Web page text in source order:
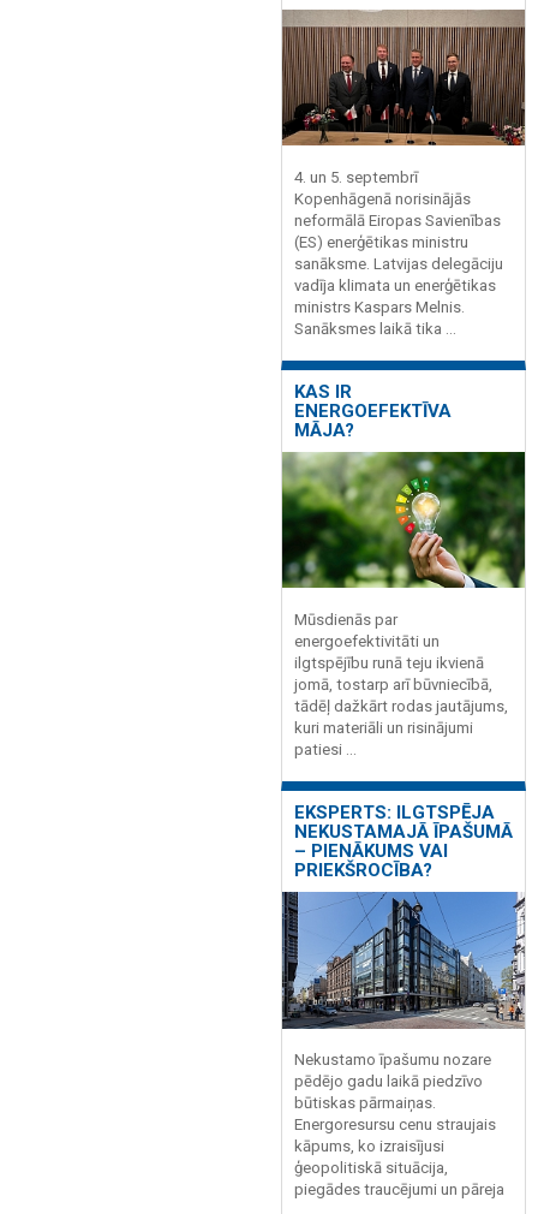
4. un 5. septembrī
Kopenhāgenā norisinājās
neformālā Eiropas Savienības
(ES) enerģētikas ministru
sanāksme. Latvijas delegāciju
vadīja klimata un enerģētikas
ministrs Kaspars Melnis.
Sanāksmes laikā tika ...
KAS IR
ENERGOEFEKTĪVA
MĀJA?
Mūsdienās par
energoefektivitāti un
ilgtspējību runā teju ikvienā
jomā, tostarp arī būvniecībā,
tādēļ dažkārt rodas jautājums,
kuri materiāli un risinājumi
patiesi ...
EKSPERTS: ILGTSPĒJA
NEKUSTAMAJĀ ĪPAŠUMĀ
– PIENĀKUMS VAI
PRIEKŠROCĪBA?
Nekustamo īpašumu nozare
pēdējo gadu laikā piedzīvo
būtiskas pārmaiņas.
Energoresursu cenu straujais
kāpums, ko izraisījusi
ģeopolitiskā situācija,
piegādes traucējumi un pāreja